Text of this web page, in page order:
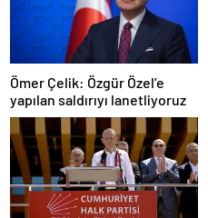
Ömer Çelik: Özgür Özel’e
yapılan saldırıyı lanetliyoruz